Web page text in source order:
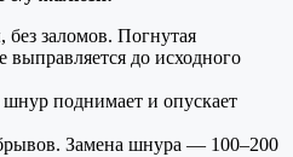
заломов. Погнутая
до исходного
поднимает и опускает
Замена шнура — 100–200